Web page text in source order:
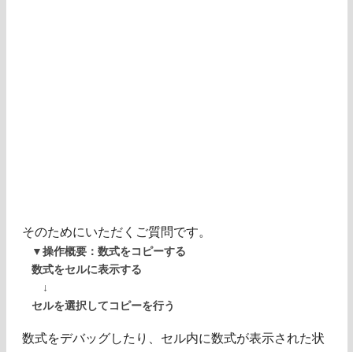
そのためにいただくご質問です。
▼操作概要：数式をコピーする
数式をセルに表示する
↓
セルを選択してコピーを行う
数式をデバッグしたり、セル内に数式が表示された状